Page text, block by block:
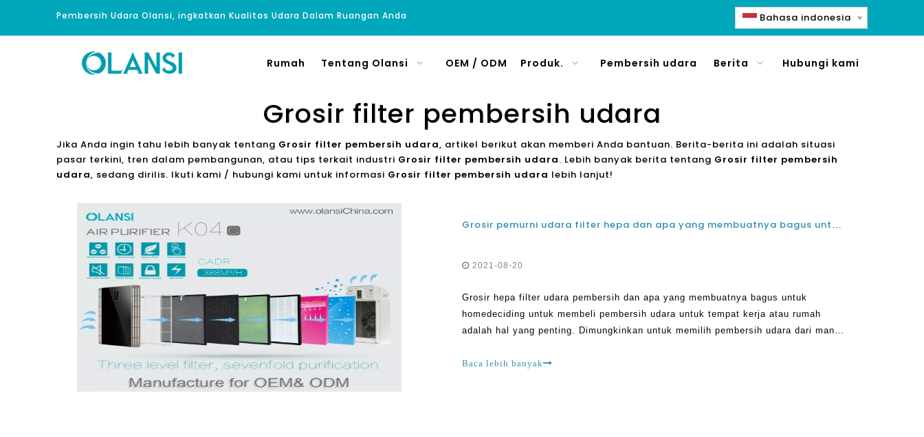
Pembersih Udara Olansi, ingkatkan Kualitas Udara Dalam Ruangan Anda Bahasa indonesia
Rumah Tentang Olansi OEM / ODM Produk. Pembersih udara Berita Hubungi kami
Grosir filter pembersih udara
Jika Anda ingin tahu lebih banyak tentang Grosir filter pembersih udara, artikel berikut akan memberi Anda bantuan. Berita-berita ini adalah situasi
pasar terkini, tren dalam pembangunan, atau tips terkait industri Grosir filter pembersih udara. Lebih banyak berita tentang Grosir filter pembersih
udara, sedang dirilis. Ikuti kami / hubungi kami untuk informasi Grosir filter pembersih udara lebih lanjut!
Grosir pemurni udara filter hepa dan apa yang membuatnya bagus untuk rumah
2021-08-20
Grosir hepa filter udara pembersih dan apa yang membuatnya bagus untuk
homedeciding untuk membeli pembersih udara untuk tempat kerja atau rumah
adalah hal yang penting. Dimungkinkan untuk memilih pembersih udara dari mana
penawaran gila yang terkait dengan rumah
Baca lebih banyak